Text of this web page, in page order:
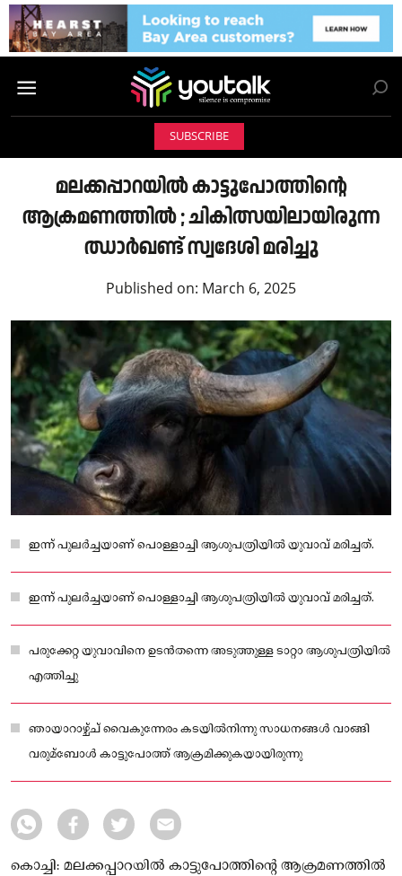
SUBSCRIBE
മലക്കപ്പാറയിൽ കാട്ടുപോത്തിന്റെ
ആക്രമണത്തിൽ ; ചികിത്സയിലായിരുന്ന
ഝാർഖണ്ട് സ്വദേശി മരിച്ചു
Published on: March 6, 2025
ഇന്ന് പുലർച്ചയാണ് പൊള്ളാച്ചി ആശുപത്രിയിൽ യുവാവ് മരിച്ചത്.
ഇന്ന് പുലർച്ചയാണ് പൊള്ളാച്ചി ആശുപത്രിയിൽ യുവാവ് മരിച്ചത്.
പരുക്കേറ്റ യുവാവിനെ ഉടൻതന്നെ അടുത്തുള്ള ടാറ്റാ ആശുപത്രിയിൽ
എത്തിച്ചു
ഞായാറാഴ്ച്ച് വൈകുന്നേരം കടയിൽനിന്നു സാധനങ്ങൾ വാങ്ങി
വരുമ്‌ബോൾ കാട്ടുപോത്ത് ആക്രമിക്കുകയായിരുന്നു
കൊച്ചി: മലക്കപ്പാറയിൽ കാട്ടുപോത്തിന്റെ ആക്രമണത്തിൽ